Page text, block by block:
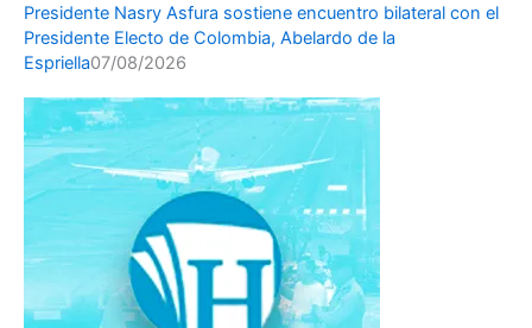
Presidente Nasry Asfura sostiene encuentro bilateral con el
Presidente Electo de Colombia, Abelardo de la
Espriella07/08/2026